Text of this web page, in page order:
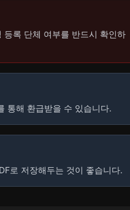
록 단체 여부를 반드시 확인하
통해 환급받을 수 있습니다.
로 저장해두는 것이 좋습니다.